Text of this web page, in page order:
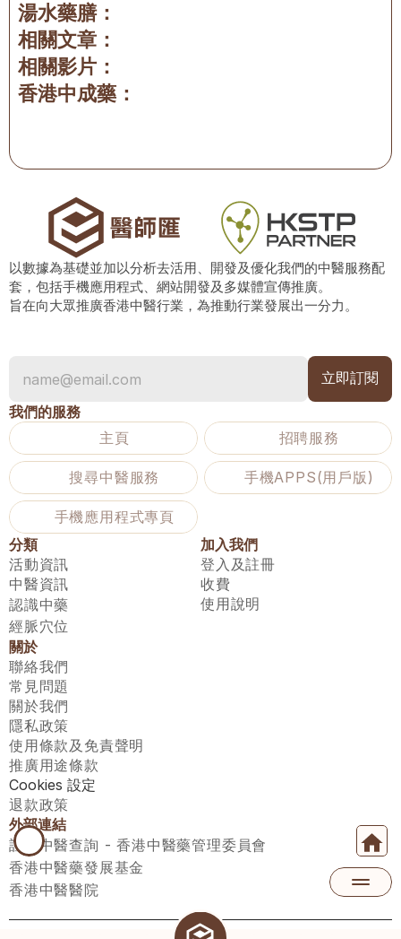
湯水藥膳：
相關文章：
相關影片：
香港中成藥：
以數據為基礎並加以分析去活用、開發及優化我們的中醫服務配
套，包括手機應用程式、網站開發及多媒體宣傳推廣。
旨在向大眾推廣香港中醫行業，為推動行業發展出一分力。
我們的服務
主頁
招聘服務
搜尋中醫服務 手機APPS(用戶版)
手機應用程式專頁
分類
活動資訊
中醫資訊
認識中藥
經脈穴位
加入我們
登入及註冊
收費
使用說明
關於
聯絡我們
常見問題
關於我們
隱私政策
使用條款及免責聲明
推廣用途條款
Cookies 設定
退款政策
外部連結
註冊中醫查詢 - 香港中醫藥管理委員會
香港中醫藥發展基金
香港中醫醫院